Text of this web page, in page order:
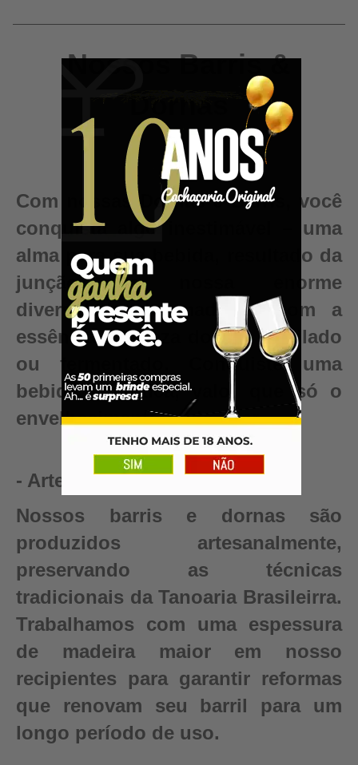
Nossos Barris &
Dornas
Com nossas Dornas e Barris, você
conquista algo inestimável – uma
alma para sua bebida, resultado da
junção da nossa enorme
diversidade de madeiras com a
essência e pureza do seu destilado
ou fermentado. Conquiste uma
bebida autêntica, valor que só o
envelhecimento pode criar.
- Artesanal
Nossos barris e dornas são
produzidos artesanalmente,
preservando as técnicas
tradicionais da Tanoaria Brasileirra.
Trabalhamos com uma espessura
de madeira maior em nosso
recipientes para garantir reformas
que renovam seu barril para um
longo período de uso.